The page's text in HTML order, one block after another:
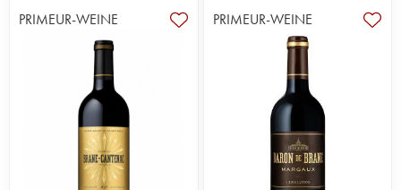
Eigentümer, der die Geschichte des Anwesens am
nachhaltigsten geprägt hat, war der Baron de
Brane, auch „Napoleon der Reben“ genannt, der
1833 das Château Gorce erwarb. Als Pionier im
Weinbau erkannte er das Potenzial dieses
außergewöhnlichen Terroirs in den besten Lagen
von Cantenac und investierte hier seine Energie
und sein Vermögen. 1838 benannte er das
Château Gorce in Brane-Cantenac um und
hinterließ so seinen Namen. Bei der
PRIMEUR-WEINE PRIMEUR-WEINE